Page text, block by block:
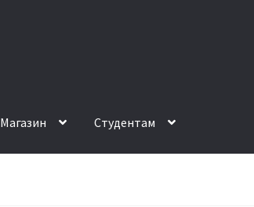
Магазин Студентам